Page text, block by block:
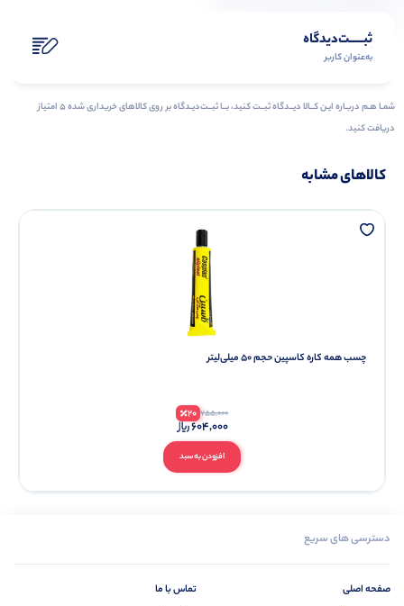
ثبـــــت‌دیدگاه
به‌عنوان کاربر
شمـا هـم دربـاره ایـن کــالا دیــدگاه ثبــت کنید، بــا ثبــت‌دیـدگاه بر روی کالاهای خریداری شده ۵ امتیاز
دریافت کنید.
کالاهای مشابه
چسب همه کاره کاسپین حجم 50 میلی‌لیتر
افزودن به سبد
755,000
20
604,000
دسترسی های سریع
صفحه اصلی
تماس با ما